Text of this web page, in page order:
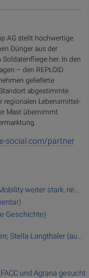
AG stellt hochwertige
Dünger aus der
her. In den
– den REPLOID
gelieferte
abgestimmte
regionalen Lebensmittel-
Mast übernimmt
social.com/partner
weiter stark, ne...
Geschichte)
Stella Langthaler (au...
und Agrana gesucht